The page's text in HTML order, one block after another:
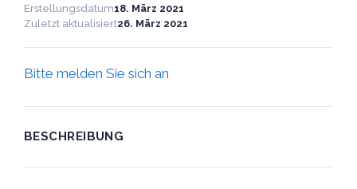
Erstellungsdatum18. März 2021
Zuletzt aktualisiert26. März 2021
Bitte melden Sie sich an
BESCHREIBUNG